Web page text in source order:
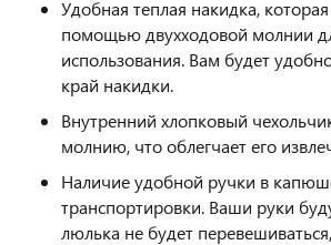
Удобная теплая накидка,
помощью двухходовой молнии
использования. Вам будет
край накидки.
Внутренний хлопковый
молнию, что облегчает его
Наличие удобной ручки в
транспортировки. Ваши руки
люлька не будет